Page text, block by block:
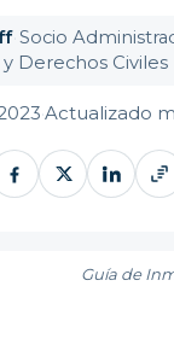
Socio
Derechos Civiles
·Actualizado
Guía de